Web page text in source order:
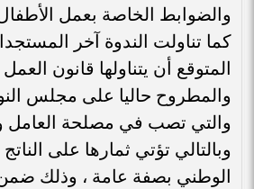
والضوابط الخاصة بعمل
كما تناولت الندوة آخر
المتوقع أن يتناولها قانون
والمطروح حاليا على مجلس
والتي تصب في مصلحة العامل
وبالتالي تؤتي ثمارها على
الوطني بصفة عامة ، وذلك